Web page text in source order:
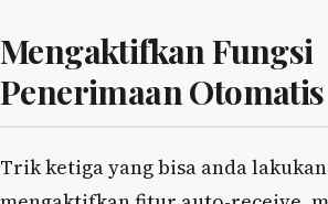
Mengaktifkan Fungsi
Penerimaan Otomatis
Trik ketiga yang bisa anda